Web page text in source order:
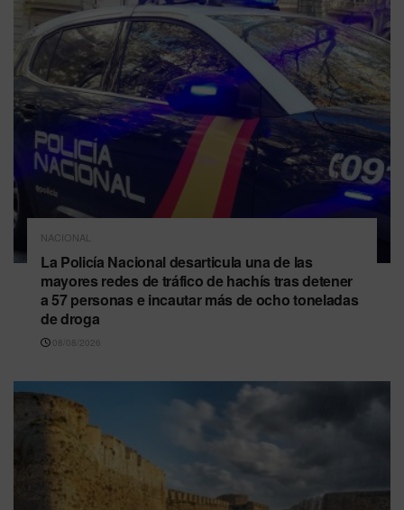
NACIONAL
La Policía Nacional desarticula una de las
mayores redes de tráfico de hachís tras detener
a 57 personas e incautar más de ocho toneladas
de droga
08/08/2026